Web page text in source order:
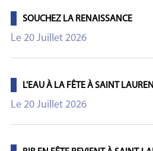
SOUCHEZ LA RENAISSANCE
Le 20 Juillet 2026
L'EAU À LA FÊTE À SAINT
Le 20 Juillet 2026